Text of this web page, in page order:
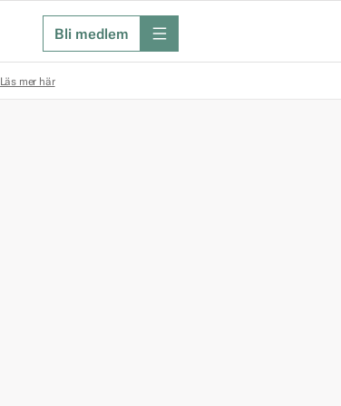
Bli medlem meny
Läs mer här